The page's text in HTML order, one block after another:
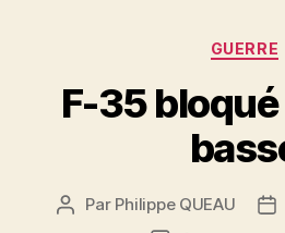
GUERRE
F-35
Auteur
Par Philippe QUEAU